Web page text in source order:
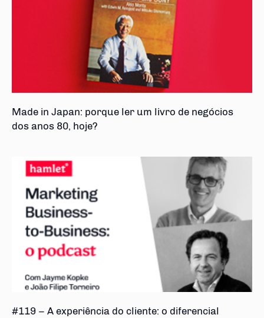
Made in Japan: porque ler um livro de negócios
dos anos 80, hoje?
#119 – A experiência do cliente: o diferencial